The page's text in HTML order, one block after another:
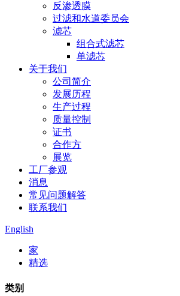
反渗透膜
过滤和水道委员会
滤芯
组合式滤芯
单滤芯
关于我们
公司简介
发展历程
生产过程
质量控制
证书
合作方
展览
工厂参观
消息
常见问题解答
联系我们
English
家
精选
类别